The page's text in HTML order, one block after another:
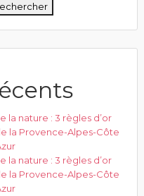
la nature : 3 règles d’or
la Provence-Alpes-Côte
la nature : 3 règles d’or
la Provence-Alpes-Côte